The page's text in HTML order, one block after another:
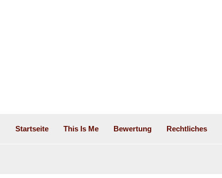
Startseite This Is Me Bewertung Rechtliches